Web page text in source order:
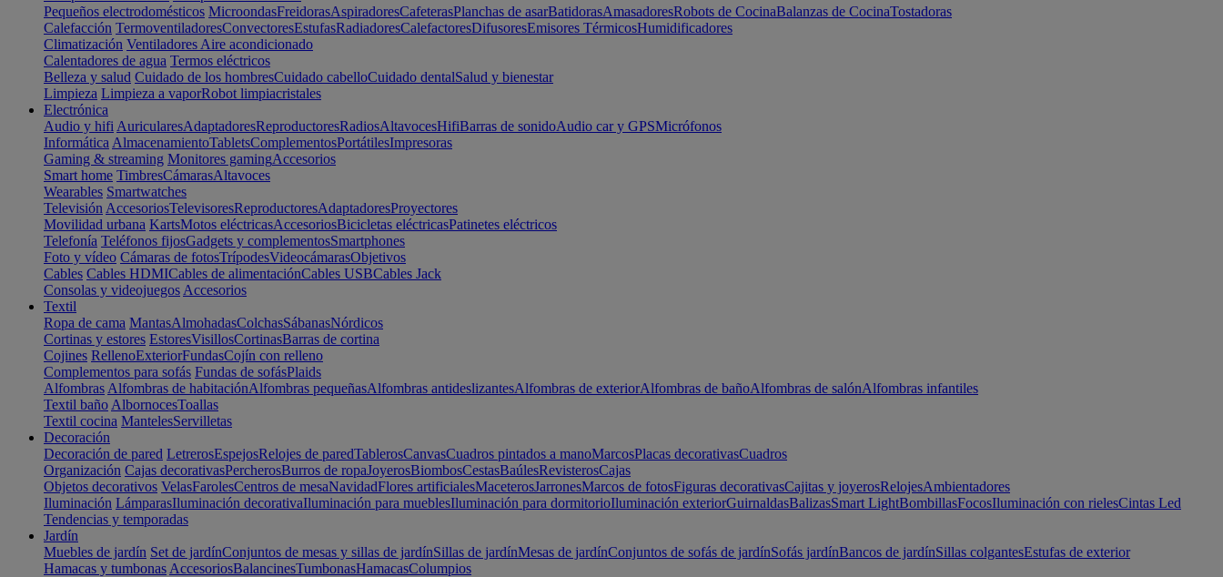
Pequeños electrodomésticos MicroondasFreidorasAspiradoresCafeterasPlanchas de asarBatidorasAmasadoresRobots de CocinaBalanzas de CocinaTostadoras
Calefacción TermoventiladoresConvectoresEstufasRadiadoresCalefactoresDifusoresEmisores TérmicosHumidificadores
Climatización Ventiladores Aire acondicionado
Calentadores de agua Termos eléctricos
Belleza y salud Cuidado de los hombresCuidado cabelloCuidado dentalSalud y bienestar
Limpieza Limpieza a vaporRobot limpiacristales
Electrónica
Audio y hifi AuricularesAdaptadoresReproductoresRadiosAltavocesHifiBarras de sonidoAudio car y GPSMicrófonos
Informática AlmacenamientoTabletsComplementosPortátilesImpresoras
Gaming & streaming Monitores gamingAccesorios
Smart home TimbresCámarasAltavoces
Wearables Smartwatches
Televisión AccesoriosTelevisoresReproductoresAdaptadoresProyectores
Movilidad urbana KartsMotos eléctricasAccesoriosBicicletas eléctricasPatinetes eléctricos
Telefonía Teléfonos fijosGadgets y complementosSmartphones
Foto y vídeo Cámaras de fotosTrípodesVideocámarasObjetivos
Cables Cables HDMICables de alimentaciónCables USBCables Jack
Consolas y videojuegos Accesorios
Textil
Ropa de cama MantasAlmohadasColchasSábanasNórdicos
Cortinas y estores EstoresVisillosCortinasBarras de cortina
Cojines RellenoExteriorFundasCojín con relleno
Complementos para sofás Fundas de sofásPlaids
Alfombras Alfombras de habitaciónAlfombras pequeñasAlfombras antideslizantesAlfombras de exteriorAlfombras de bañoAlfombras de salónAlfombras infantiles
Textil baño AlbornocesToallas
Textil cocina MantelesServilletas
Decoración
Decoración de pared LetrerosEspejosRelojes de paredTablerosCanvasCuadros pintados a manoMarcosPlacas decorativasCuadros
Organización Cajas decorativasPercherosBurros de ropaJoyerosBiombosCestasBaúlesRevisterosCajas
Objetos decorativos VelasFarolesCentros de mesaNavidadFlores artificialesMaceterosJarronesMarcos de fotosFiguras decorativasCajitas y joyerosRelojesAmbientadores
Iluminación LámparasIluminación decorativaIluminación para mueblesIluminación para dormitorioIluminación exteriorGuirnaldasBalizasSmart LightBombillasFocosIluminación con rielesCintas Led
Tendencias y temporadas
Jardín
Muebles de jardín Set de jardínConjuntos de mesas y sillas de jardínSillas de jardínMesas de jardínConjuntos de sofás de jardínSofás jardínBancos de jardínSillas colgantesEstufas de exterior
Hamacas y tumbonas AccesoriosBalancinesTumbonasHamacasColumpios